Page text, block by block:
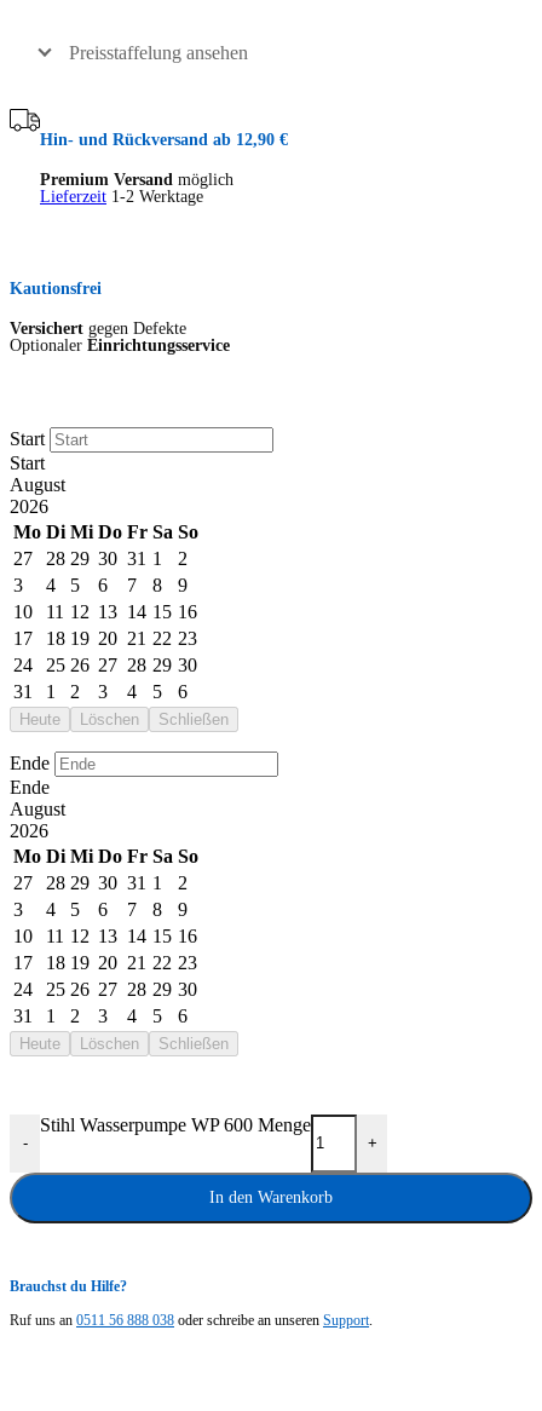
Preisstaffelung ansehen
Hin- und Rückversand ab 12,90 €
Premium Versand möglich
Lieferzeit 1-2 Werktage
Kautionsfrei
Versichert gegen Defekte
Optionaler Einrichtungsservice
Start
Start
August
2026
Mo Di Mi Do Fr Sa So
27
28 29 30 31 1
2
3
4 5 6 7 8
9
10
11 12 13 14 15 16
17
18 19 20 21 22 23
24
25 26 27 28 29 30
31
1 2 3 4 5 6
Heute Löschen Schließen
Ende
Ende
August
2026
Mo Di Mi Do Fr Sa So
27
28 29 30 31 1
2
3
4 5 6 7 8
9
10
11 12 13 14 15 16
17
18 19 20 21 22 23
24
25 26 27 28 29 30
31
1 2 3 4 5 6
Heute Löschen Schließen
-
Stihl Wasserpumpe WP 600 Menge
+
In den Warenkorb
Brauchst du Hilfe?
Ruf uns an 0511 56 888 038 oder schreibe an unseren Support